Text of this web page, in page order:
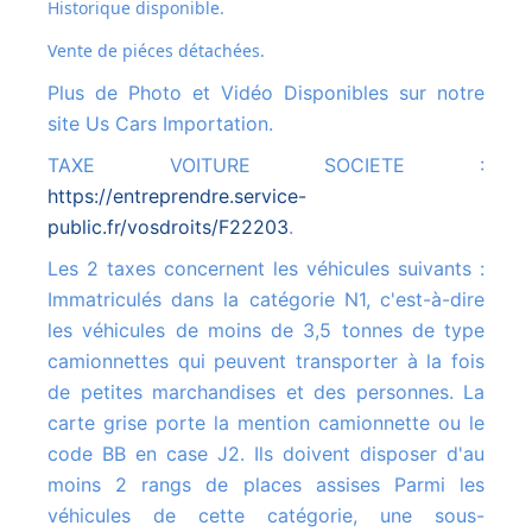
Historique disponible.
Vente de piéces détachées.
Plus de Photo et Vidéo Disponibles sur notre
site Us Cars Importation.
TAXE VOITURE SOCIETE :
https://entreprendre.service-
public.fr/vosdroits/F22203.
Les 2 taxes concernent les véhicules suivants :
Immatriculés dans la catégorie N1, c'est-à-dire
les véhicules de moins de 3,5 tonnes de type
camionnettes qui peuvent transporter à la fois
de petites marchandises et des personnes. La
carte grise porte la mention camionnette ou le
code BB en case J2. Ils doivent disposer d'au
moins 2 rangs de places assises Parmi les
véhicules de cette catégorie, une sous-